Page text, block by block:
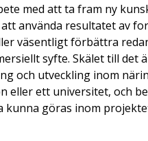
med att ta fram ny
använda resultatet av
väsentligt förbättra
syfte. Skälet till det
och utveckling inom
eller ett universitet, och
göras inom